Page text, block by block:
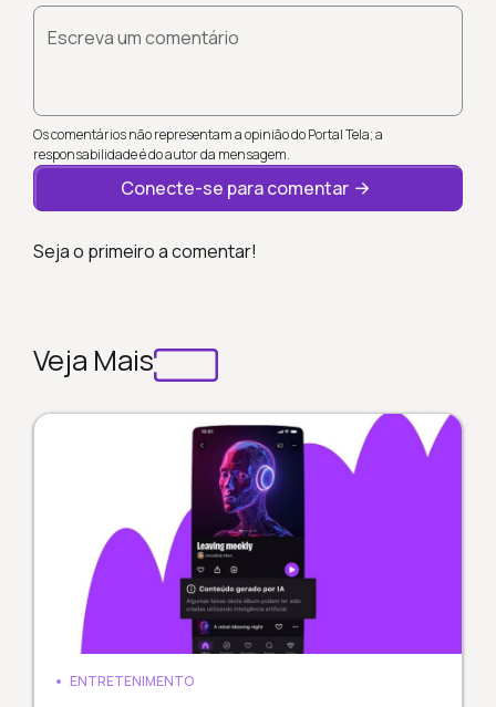
Escreva um comentário
Os comentários não representam a opinião do Portal Tela; a
responsabilidade é do autor da mensagem.
Conecte-se para comentar
Seja o primeiro a comentar!
Veja Mais
ENTRETENIMENTO